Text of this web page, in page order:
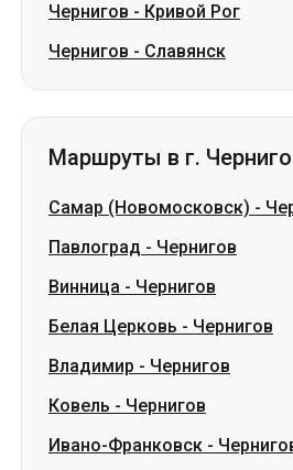
Чернигов - Кривой Рог
Чернигов - Славянск
Маршруты в г.
Самар (Новомосковск) -
Павлоград - Чернигов
Винница - Чернигов
Белая Церковь - Чернигов
Владимир - Чернигов
Ковель - Чернигов
Ивано-Франковск -